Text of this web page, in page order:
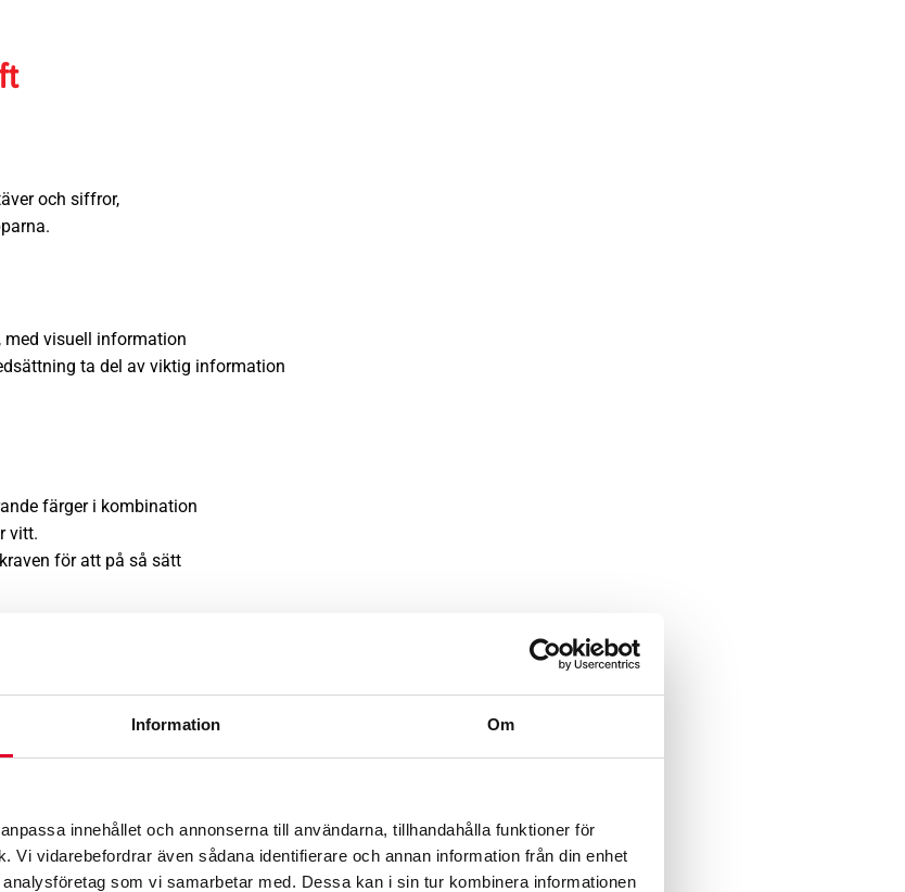
Information Om
innehållet och annonserna till användarna, tillhandahålla funktioner för
Vi vidarebefordrar även sådana identifierare och annan information från din enhet
som vi samarbetar med. Dessa kan i sin tur kombinera informationen
och siffror,
visuell information
ta del av viktig information
färger i kombination
vitt.
för att på så sätt
kräver att offentliga miljöer ska vara tillgängliga för alla.
platser som WC och hissar.
lättillgängliga för alla, inklusive personer i rullstol.
i fastigheten, som vid ingångar och hissar.